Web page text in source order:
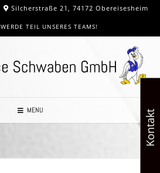
Silcherstraße 21, 74172 Obereisesheim
WERDE TEIL UNSERES TEAMS!
MENU Kontakt